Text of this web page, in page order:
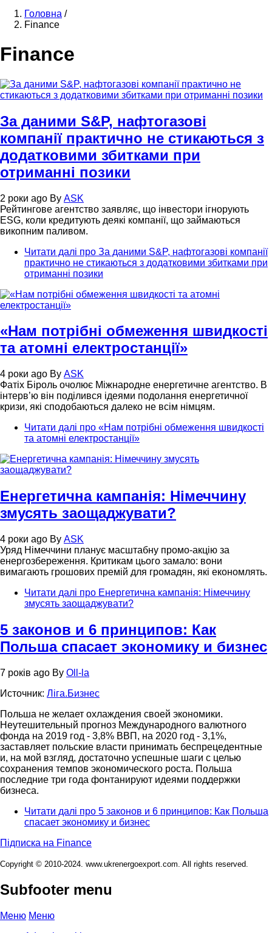
Головна /
Finance
Finance
За даними S&P, нафтогазові
компанії практично не стикаються з
додатковими збитками при
отриманні позики
2 роки ago By ASK
Рейтингове агентство заявляє, що інвестори ігнорують
ESG, коли кредитують деякі компанії, що займаються
викопним паливом.
Читати далі про За даними S&P, нафтогазові компанії
практично не стикаються з додатковими збитками при
отриманні позики
«Нам потрібні обмеження швидкості
та атомні електростанції»
4 роки ago By ASK
Фатіх Біроль очолює Міжнародне енергетичне агентство. В
інтерв’ю він поділився ідеями подолання енергетичної
кризи, які сподобаються далеко не всім німцям.
Читати далі про «Нам потрібні обмеження швидкості
та атомні електростанції»
Енергетична кампанія: Німеччину
змусять заощаджувати?
4 роки ago By ASK
Уряд Німеччини планує масштабну промо-акцію за
енергозбереження. Критикам цього замало: вони
вимагають грошових премій для громадян, які економлять.
Читати далі про Енергетична кампанія: Німеччину
змусять заощаджувати?
5 законов и 6 принципов: Как
Польша спасает экономику и бизнес
7 років ago By Oll-la
Источник: Лiга.Бизнес
Польша не желает охлаждения своей экономики.
Неутешительный прогноз Международного валютного
фонда на 2019 год - 3,8% ВВП, на 2020 год - 3,1%,
заставляет польские власти принимать беспрецедентные
и, на мой взгляд, достаточно успешные шаги с целью
сохранения темпов экономического роста. Польша
последние три года фонтанируют идеями поддержки
бизнеса.
Читати далі про 5 законов и 6 принципов: Как Польша
спасает экономику и бизнес
Підписка на Finance
Copyright © 2010-2024. www.ukrenergoexport.com. All rights reserved.
Subfooter menu
Меню Меню